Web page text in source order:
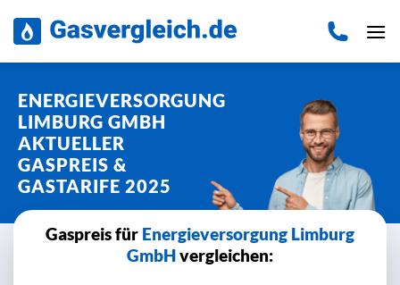
Inhalt
ENERGIEVERSORGUNG
LIMBURG GMBH
AKTUELLER
GASPREIS &
GASTARIFE 2025
Gaspreis für Energieversorgung Limburg
GmbHvergleichen: